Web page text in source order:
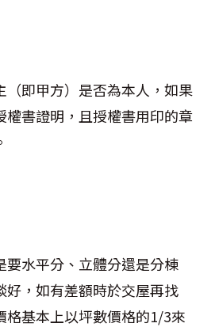
（即甲方）是否為本人，如果
權書證明，且授權書用印的章
要水平分、立體分還是分棟
好，如有差額時於交屋再找
格基本上以坪數價格的1/3來